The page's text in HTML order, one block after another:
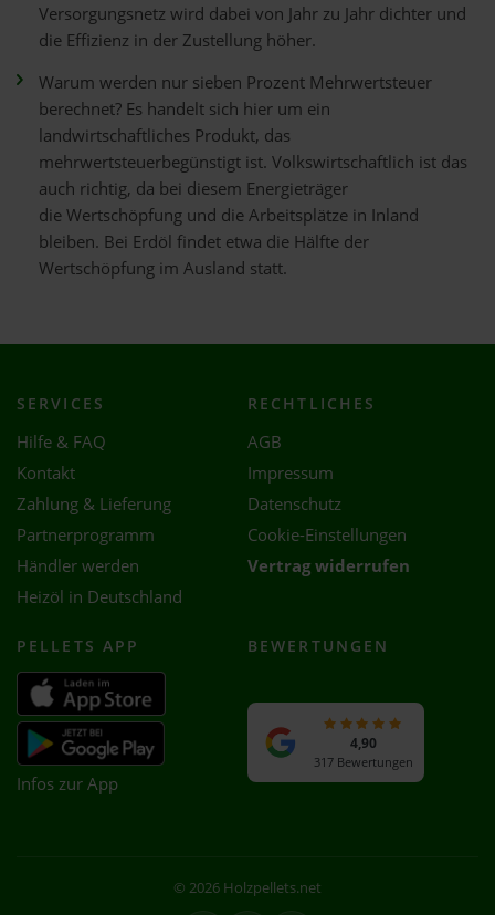
Versorgungsnetz wird dabei von Jahr zu Jahr dichter und
die Effizienz in der Zustellung höher.
Warum werden nur sieben Prozent Mehrwertsteuer
berechnet? Es handelt sich hier um ein
landwirtschaftliches Produkt, das
mehrwertsteuerbegünstigt ist. Volkswirtschaftlich ist das
auch richtig, da bei diesem Energieträger
die Wertschöpfung und die Arbeitsplätze in Inland
bleiben. Bei Erdöl findet etwa die Hälfte der
Wertschöpfung im Ausland statt.
SERVICES
Hilfe & FAQ
Kontakt
Zahlung & Lieferung
Partnerprogramm
Händler werden
Heizöl in Deutschland
RECHTLICHES
AGB
Impressum
Datenschutz
Cookie-Einstellungen
Vertrag widerrufen
PELLETS APP
Infos zur App
BEWERTUNGEN
4,90
317 Bewertungen
© 2026 Holzpellets.net